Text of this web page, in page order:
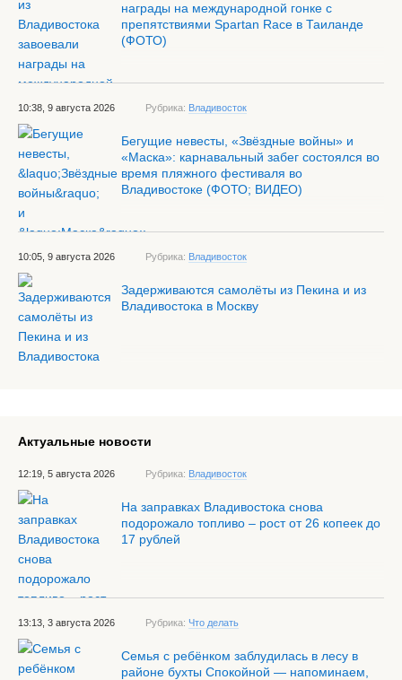
награды на международной гонке с
препятствиями Spartan Race в Таиланде
(ФОТО)
10:38, 9 августа 2026 Рубрика: Владивосток
Бегущие невесты, «Звёздные войны» и
«Маска»: карнавальный забег состоялся во
время пляжного фестиваля во
Владивостоке (ФОТО; ВИДЕО)
10:05, 9 августа 2026 Рубрика: Владивосток
Задерживаются самолёты из Пекина и из
Владивостока в Москву
Актуальные новости
12:19, 5 августа 2026 Рубрика: Владивосток
На заправках Владивостока снова
подорожало топливо – рост от 26 копеек до
17 рублей
13:13, 3 августа 2026 Рубрика: Что делать
Семья с ребёнком заблудилась в лесу в
районе бухты Спокойной — напоминаем,